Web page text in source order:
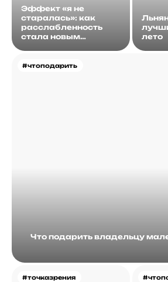
Эффект «я не
старалась»: как
расслабленность
стала новым
#чтоподарить
Что подарить владельцу
лето
#точказрения